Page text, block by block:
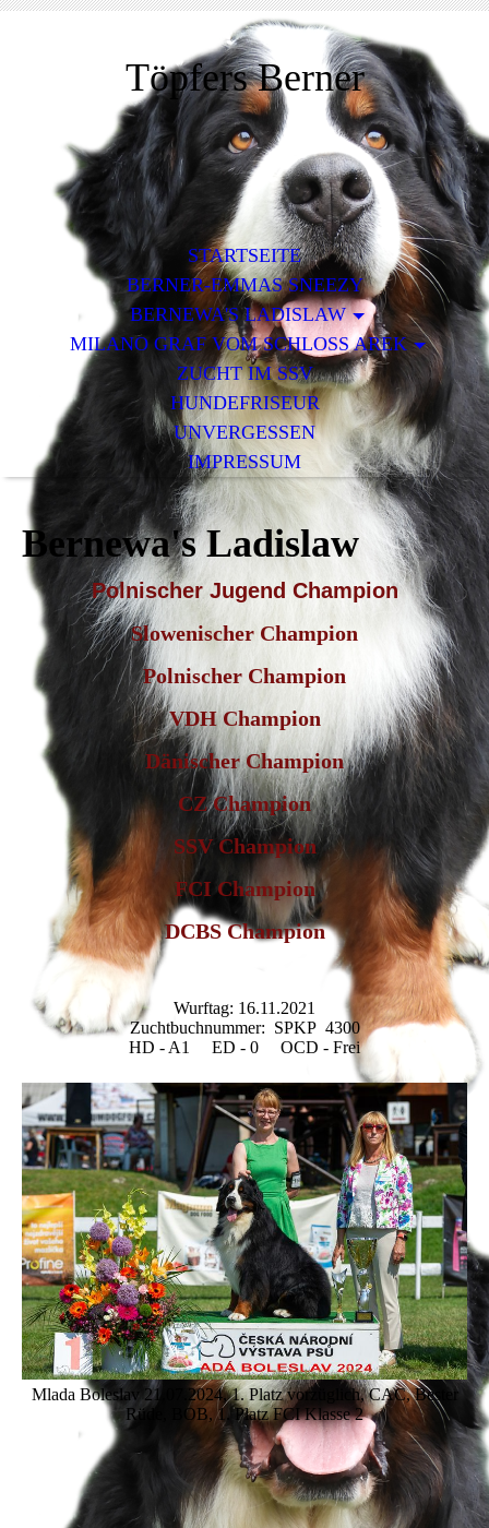
Töpfers Berner
STARTSEITE
BERNER-EMMAS SNEEZY
BERNEWA'S LADISLAW
MILANO GRAF VOM SCHLOSS AREK
ZUCHT IM SSV
HUNDEFRISEUR
UNVERGESSEN
IMPRESSUM
Bernewa's Ladislaw
Polnischer Jugend Champion
Slowenischer Champion
Polnischer Champion
VDH Champion
Dänischer Champion
CZ Champion
SSV Champion
FCI Champion
DCBS Champion
Wurftag: 16.11.2021
Zuchtbuchnummer: SPKP 4300
HD - A1 ED - 0 OCD - Frei
Mlada Boleslav 21.07.2024, 1. Platz vorzüglich, CAC, Bester
Rüde, BOB, 1. Platz FCI Klasse 2